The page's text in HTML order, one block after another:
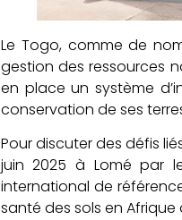
Le Togo, comme de
gestion des ressources
en place un système
conservation de ses
Pour discuter des défis
juin 2025 à Lomé par
international de
santé des sols en Afrique